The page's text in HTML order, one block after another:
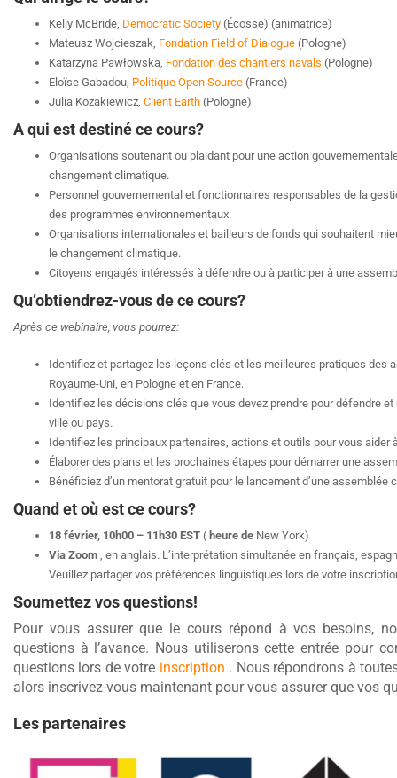
Kelly McBride, Democratic Society (Écosse) (animatrice)
Mateusz Wojcieszak, Fondation Field of Dialogue (Pologne)
Katarzyna Pawłowska, Fondation des chantiers navals (Pologne)
Eloïse Gabadou, Politique Open Source (France)
Julia Kozakiewicz, Client Earth (Pologne)
A qui est destiné ce cours?
Organisations soutenant ou plaidant pour une action
changement climatique.
Personnel gouvernemental et fonctionnaires responsables de la
des programmes environnementaux.
Organisations internationales et bailleurs de fonds qui souhaitent
le changement climatique.
Citoyens engagés intéressés à défendre ou à participer à une
Qu’obtiendrez-vous de ce cours?
Après ce webinaire, vous pourrez:
Identifiez et partagez les leçons clés et les meilleures pratiques des
Royaume-Uni, en Pologne et en France.
Identifiez les décisions clés que vous devez prendre pour défendre
ville ou pays.
Identifiez les principaux partenaires, actions et outils pour vous aider
Élaborer des plans et les prochaines étapes pour démarrer une
Bénéficiez d’un mentorat gratuit pour le lancement d’une assemblée
Quand et où est ce cours?
18 février, 10h00 – 11h30 EST ( heure de New York)
Via Zoom , en anglais. L’interprétation simultanée en français,
Veuillez partager vos préférences linguistiques lors de votre
Soumettez vos questions!
Pour vous assurer que le cours répond à vos besoins,
questions à l’avance. Nous utiliserons cette entrée pour
questions lors de votre inscription . Nous répondrons à
alors inscrivez-vous maintenant pour vous assurer que vos
Les partenaires